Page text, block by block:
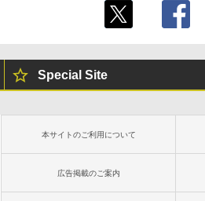
Special Site
本サイトのご利用について
広告掲載のご案内